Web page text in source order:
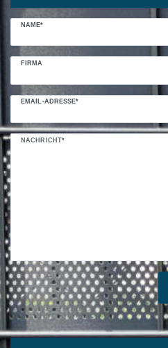
NAME*
FIRMA
EMAIL-ADRESSE*
NACHRICHT*